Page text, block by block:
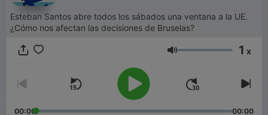
Esteban Santos abre todos los sábados una ventana a la UE.
¿Cómo nos afectan las decisiones de Bruselas?
Volumen 1 x
00:00 00:00